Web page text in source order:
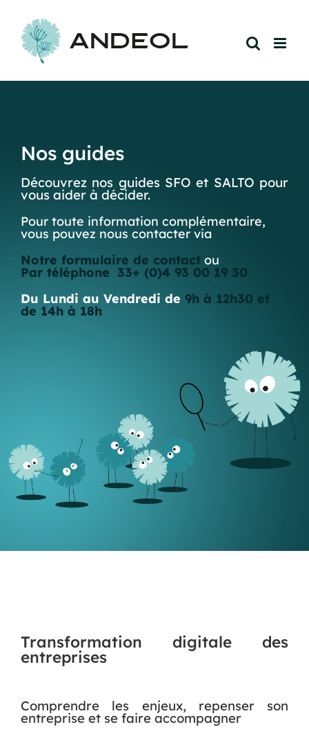
contenu
Nos guides
Découvrez nos guides SFO et SALTO pour
vous aider à décider.
Pour toute information complémentaire,
vous pouvez nous contacter via
Notre formulaire de contact ou
Par téléphone 33+ (0)4 93 00 19 30
Du Lundi au Vendredi de 9h à 12h30 et
de 14h à 18h
Transformation digitale des
entreprises
Comprendre les enjeux, repenser son
entreprise et se faire accompagner